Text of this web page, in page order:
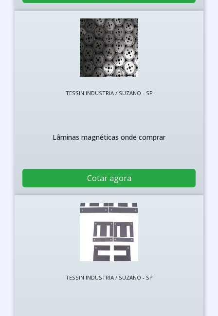
TESSIN INDUSTRIA / SUZANO - SP
Lâminas magnéticas onde comprar
Cotar agora
TESSIN INDUSTRIA / SUZANO - SP